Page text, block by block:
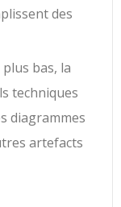
des
bas, la
techniques
diagrammes
artefacts